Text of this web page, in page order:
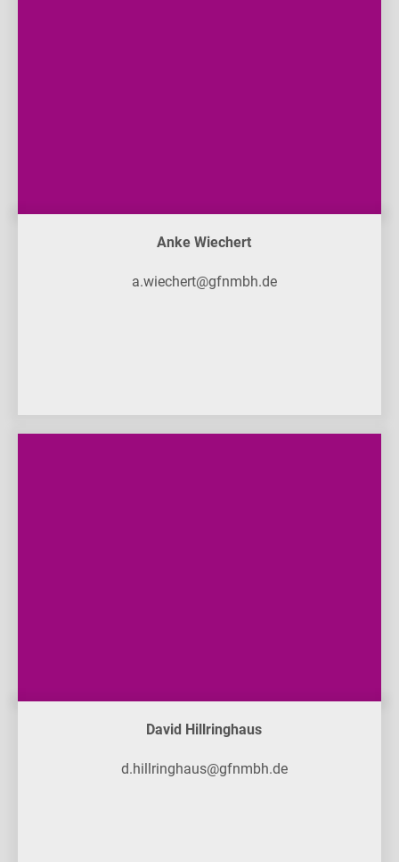
Anke Wiechert
a.wiechert@gfnmbh.de
David Hillringhaus
d.hillringhaus@gfnmbh.de